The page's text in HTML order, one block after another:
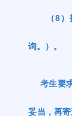
（8
询。）。
考生要
妥当，再